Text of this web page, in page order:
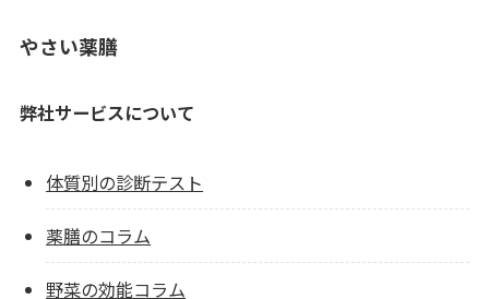
やさい薬膳
弊社サービスについて
体質別の診断テスト
薬膳のコラム
野菜の効能コラム